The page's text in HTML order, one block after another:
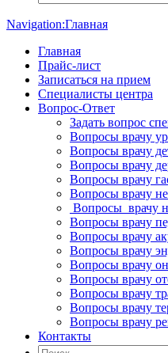
Navigation:Главная
Главная
Прайс-лист
Записаться на прием
Специалисты центра
Вопрос-Ответ
Задать вопрос
Вопросы врачу
Вопросы врачу
Вопросы врачу
Вопросы врачу
Вопросы врачу
Вопросы врачу
Вопросы врачу
Вопросы врачу
Вопросы врачу
Вопросы врачу
Вопросы врачу
Вопросы врачу
Вопросы врачу
Вопросы врачу
Контакты